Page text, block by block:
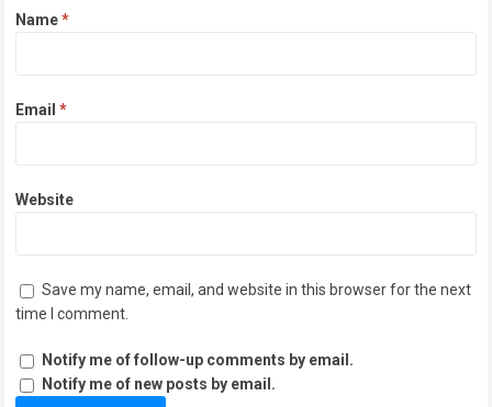
Name*
Email*
Website
Save my name, email, and website in this browser for the next
time I comment.
Notify me of follow-up comments by email.
Notify me of new posts by email.